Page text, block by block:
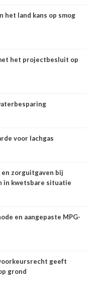
het land kans op smog
het projectbesluit op
voor lachgas
zorguitgaven bij
in kwetsbare situatie
en aangepaste MPG-
geeft
grond